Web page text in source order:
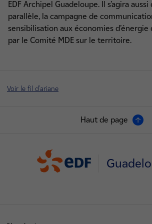
EDF Archipel Guadeloupe. Il s’agira aussi
parallèle, la campagne de
sensibilisation aux économies d’énergie
par le Comité MDE sur le territoire.
Voir le fil d'ariane
Haut de page